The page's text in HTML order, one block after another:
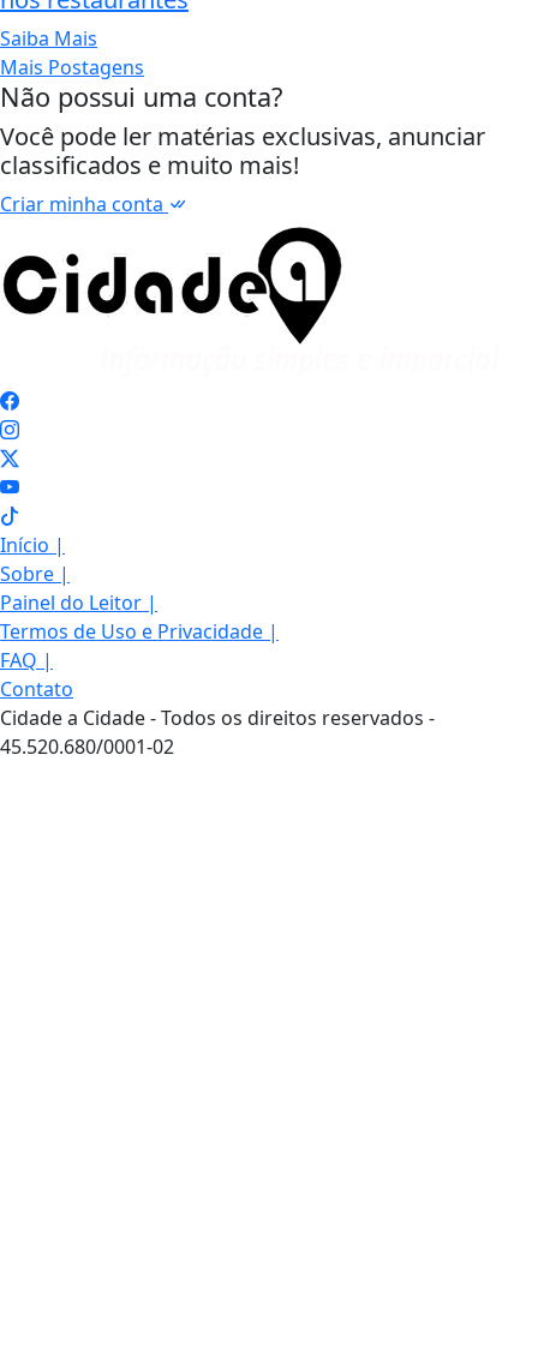
Saiba Mais
Mais Postagens
Não possui uma conta?
Você pode ler matérias exclusivas, anunciar
classificados e muito mais!
Criar minha conta
Início |
Sobre |
Painel do Leitor |
Termos de Uso e Privacidade |
FAQ |
Contato
Cidade a Cidade - Todos os direitos reservados -
45.520.680/0001-02